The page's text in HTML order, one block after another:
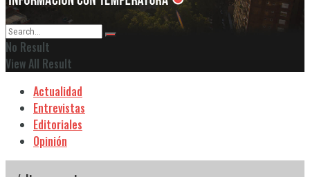
No Result
View All Result
Actualidad
Entrevistas
Editoriales
Opinión